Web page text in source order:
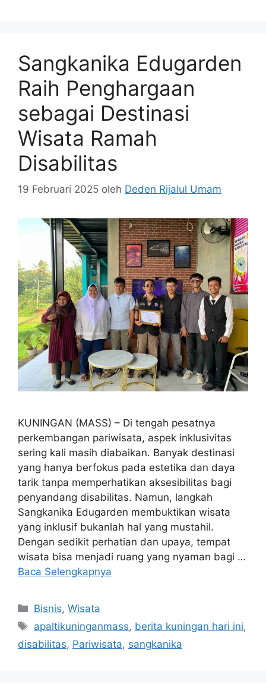
Sangkanika Edugarden
Raih Penghargaan
sebagai Destinasi
Wisata Ramah
Disabilitas
19 Februari 2025 oleh Deden Rijalul Umam
KUNINGAN (MASS) – Di tengah pesatnya
perkembangan pariwisata, aspek inklusivitas
sering kali masih diabaikan. Banyak destinasi
yang hanya berfokus pada estetika dan daya
tarik tanpa memperhatikan aksesibilitas bagi
penyandang disabilitas. Namun, langkah
Sangkanika Edugarden membuktikan wisata
yang inklusif bukanlah hal yang mustahil.
Dengan sedikit perhatian dan upaya, tempat
wisata bisa menjadi ruang yang nyaman bagi …
Baca Selengkapnya
Kategori
Bisnis,Wisata
Tag
apaltikuninganmass, berita kuningan hari ini,
disabilitas, Pariwisata, sangkanika